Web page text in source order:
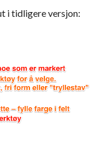
i tidligere versjon: